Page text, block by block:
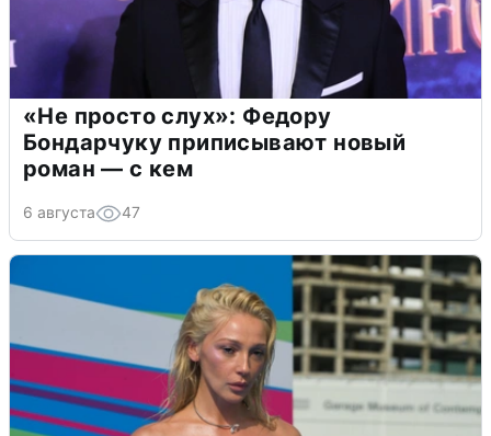
«Не просто слух»: Федору
Бондарчуку приписывают новый
роман — с кем
6 августа 47